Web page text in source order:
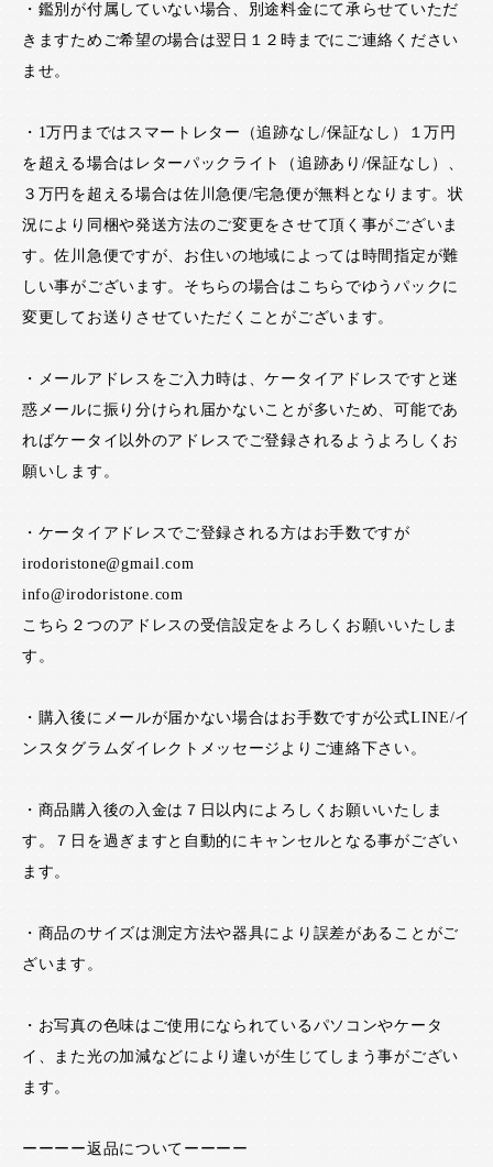
・鑑別が付属していない場合、別途料金にて承らせていただ
きますためご希望の場合は翌日１２時までにご連絡ください
ませ。
・1万円まではスマートレター（追跡なし/保証なし）１万円
を超える場合はレターパックライト（追跡あり/保証なし）、
３万円を超える場合は佐川急便/宅急便が無料となります。状
況により同梱や発送方法のご変更をさせて頂く事がございま
す。佐川急便ですが、お住いの地域によっては時間指定が難
しい事がございます。そちらの場合はこちらでゆうパックに
変更してお送りさせていただくことがございます。
・メールアドレスをご入力時は、ケータイアドレスですと迷
惑メールに振り分けられ届かないことが多いため、可能であ
ればケータイ以外のアドレスでご登録されるようよろしくお
願いします。
・ケータイアドレスでご登録される方はお手数ですが
irodoristone@gmail.com
info@irodoristone.com
こちら２つのアドレスの受信設定をよろしくお願いいたしま
す。
・購入後にメールが届かない場合はお手数ですが公式LINE/イ
ンスタグラムダイレクトメッセージよりご連絡下さい。
・商品購入後の入金は７日以内によろしくお願いいたしま
す。７日を過ぎますと自動的にキャンセルとなる事がござい
ます。
・商品のサイズは測定方法や器具により誤差があることがご
ざいます。
・お写真の色味はご使用になられているパソコンやケータ
イ、また光の加減などにより違いが生じてしまう事がござい
ます。
ーーーー返品についてーーーー